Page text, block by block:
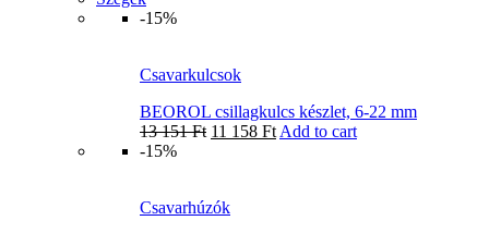
-15%
Csavarkulcsok
BEOROL csillagkulcs készlet, 6-22 mm
13 151Ft 11 158 Ft Add to cart
-15%
Csavarhúzók